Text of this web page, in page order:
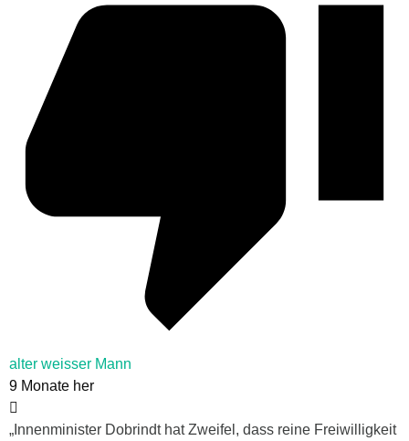
alter weisser Mann
9 Monate her
„Innenminister Dobrindt hat Zweifel, dass reine Freiwilligkeit